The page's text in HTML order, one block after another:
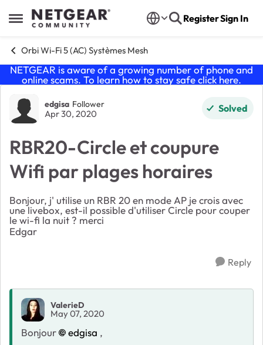
Open Side Menu
Skip to content RegisterSign In
Orbi Wi-Fi 5 (AC) Systèmes Mesh
NETGEAR is aware of a growing number of phone and
online scams. To learn how to stay safe click here.
Forum Discussion
edgisa Follower
Apr 30, 2020 Solved
RBR20-Circle et coupure
Wifi par plages horaires
Bonjour, j' utilise un RBR 20 en mode AP je crois avec
une livebox, est-il possible d'utiliser Circle pour couper
le wi-fi la nuit ? merci
Edgar
Reply
ValerieD
May 07, 2020
Bonjour edgisa ,